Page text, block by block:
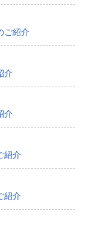
ご紹介
介
介
紹介
紹介